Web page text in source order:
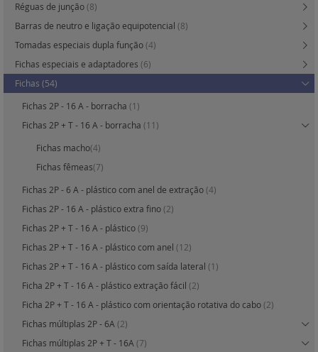
Réguas de junção(8)
Barras de neutro e ligação equipotencial (8)
Tomadas especiais dupla função(4)
Fichas especiais e adaptadores (6)
Fichas (54)
Fichas 2P - 16 A - borracha (1)
Fichas 2P + T - 16 A - borracha (11)
Fichas macho(4)
Fichas fêmeas(7)
Fichas 2P - 6 A - plástico com anel de extração(4)
Fichas 2P - 16 A - plástico extra fino(2)
Fichas 2P + T - 16 A - plástico(9)
Fichas 2P + T - 16 A - plástico com anel (12)
Fichas 2P + T - 16 A - plástico com saída lateral (1)
Ficha 2P + T - 16 A - plástico extração fácil (2)
Ficha 2P + T - 16 A - plástico com orientação rotativa do cabo(2)
Fichas múltiplas 2P - 6A (2)
Fichas múltiplas 2P + T - 16A (7)